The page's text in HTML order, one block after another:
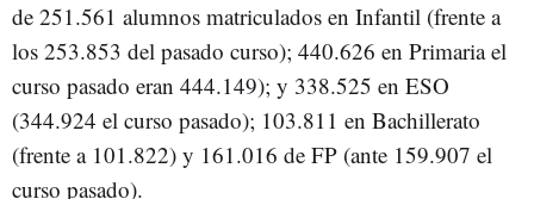
de 251.561 alumnos matriculados en Infantil (frente a
los 253.853 del pasado curso); 440.626 en Primaria el
curso pasado eran 444.149); y 338.525 en ESO
(344.924 el curso pasado); 103.811 en Bachillerato
(frente a 101.822) y 161.016 de FP (ante 159.907 el
curso pasado).